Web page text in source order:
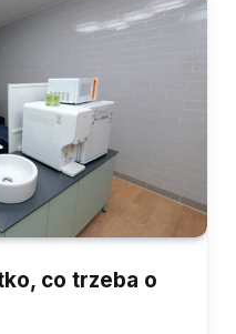
co trzeba o